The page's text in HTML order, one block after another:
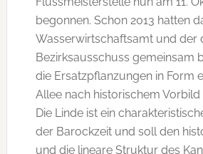
begonnen. Schon 2013 hatten
Wasserwirtschaftsamt und der
Bezirksausschuss gemeinsam
die Ersatzpflanzungen in Form
Allee nach historischem
Die Linde ist ein
der Barockzeit und soll den
und die lineare Struktur des